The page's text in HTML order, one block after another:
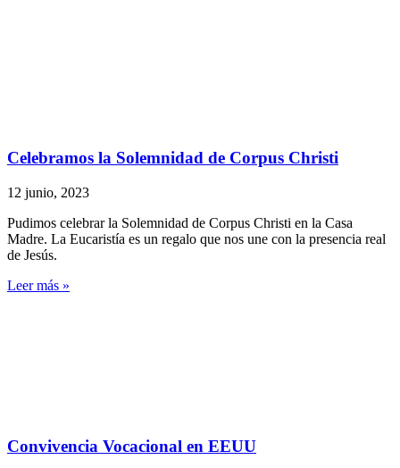
Celebramos la Solemnidad de Corpus Christi
12 junio, 2023
Pudimos celebrar la Solemnidad de Corpus Christi en la Casa
Madre. La Eucaristía es un regalo que nos une con la presencia real
de Jesús.
Leer más »
Convivencia Vocacional en EEUU